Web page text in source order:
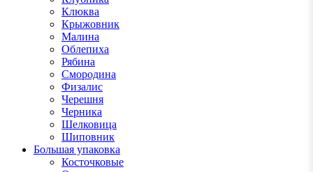
Клюква
Крыжовник
Малина
Облепиха
Рябина
Смородина
Физалис
Черешня
Черника
Шелковица
Шиповник
Большая упаковка
Косточковые